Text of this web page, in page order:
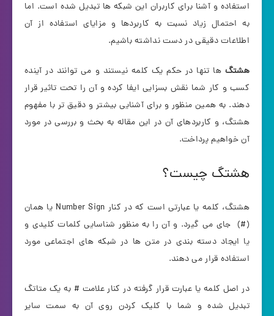
استفاده و آشنا برای کاربران این شبکه ها تبدیل شده است. اما
به احتمال زیاد نسبت به کاربردها و مزایای استفاده از آن
اطلاعات دقیقی در دست نداشته باشیم.
هشتگ ها تنها در حکم یک کلمه نیستند و می توانند در آینده
کسب و کار شما نقش بسزایی ایفا کرده و آن را تحت تاثیر قرار
دهند. به همین منظور و برای آشنایی بیشتر و دقیق تر با مفهوم
هشتگ، و کاربردهای آن در این مقاله به بحث و بررسی در مورد
آن خواهیم پرداخت.
هشتگ چیست؟
هشتگ، کلمه یا عبارتی است که در کنار Number Sign یا همان
(#) جای می گیرد. و آن را به منظور شناسایی کلمات کلیدی و
یا ایجاد دسته بندی در متن ها در شبکه های اجتماعی مورد
استفاده قرار می دهند.
در اصل کلمه یا عبارت قرار گرفته در کنار علامت # به یک متاتگ
تبدیل شده و شما با کلیک کردن روی آن به سمت سایر